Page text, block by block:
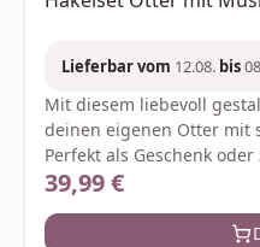
0,03 g
1-349492
2838176
Lieferbar vom 12.08. bis
Mit diesem liebevoll
deinen eigenen Otter mit
Perfekt als Geschenk
Otter bringt nicht nur
Verfügbarkeit werden
Regulärer Preis:
39,99 €